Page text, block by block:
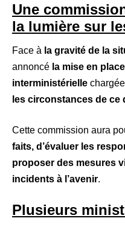
Une
la lumière sur
Face à la gravité de la
annoncé la mise en
interministérielle
les circonstances de ce
Cette commission aura
faits, d’évaluer les
proposer des mesures
incidents à l’avenir.
Plusieurs